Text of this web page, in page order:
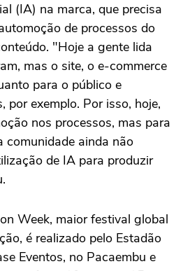
(IA) na marca, que precisa
de processos do
"Hoje a gente lida
mas o site, o e-commerce
para o público e
por exemplo. Por isso, hoje,
nos processos, mas para
comunidade ainda não
de IA para produzir
Week, maior festival global
é realizado pelo Estadão
Eventos, no Pacaembu e